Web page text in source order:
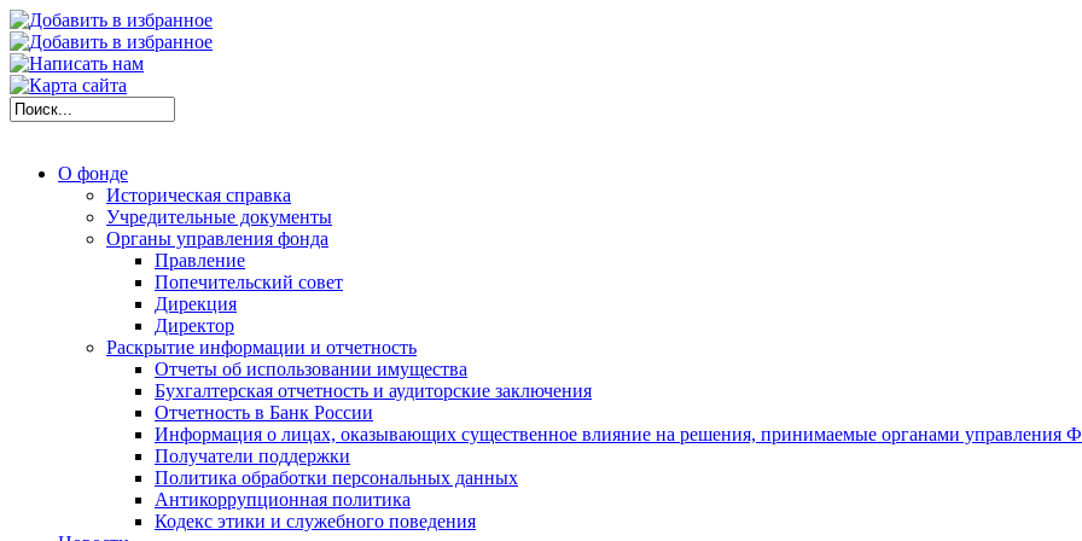
О фонде
Историческая справка
Учредительные документы
Органы управления фонда
Правление
Попечительский совет
Дирекция
Директор
Раскрытие информации и отчетность
Отчеты об использовании имущества
Бухгалтерская отчетность и аудиторские заключения
Отчетность в Банк России
Информация о лицах, оказывающих существенное влияние на решения, принимаемые органами управления
Получатели поддержки
Политика обработки персональных данных
Антикоррупционная политика
Кодекс этики и служебного поведения